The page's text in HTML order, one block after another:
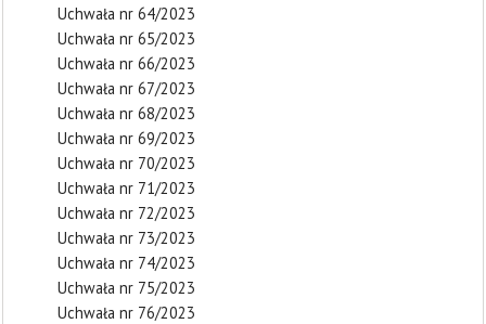
Uchwała nr 64/2023
Uchwała nr 65/2023
Uchwała nr 66/2023
Uchwała nr 67/2023
Uchwała nr 68/2023
Uchwała nr 69/2023
Uchwała nr 70/2023
Uchwała nr 71/2023
Uchwała nr 72/2023
Uchwała nr 73/2023
Uchwała nr 74/2023
Uchwała nr 75/2023
Uchwała nr 76/2023